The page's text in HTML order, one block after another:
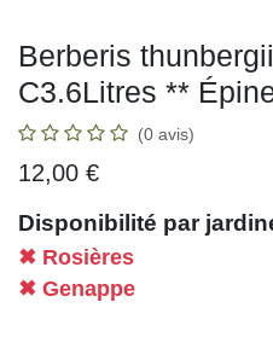
Berberis
C3.6Litres **
(0 avis)
12,00 €
Disponibilité par
✖ Rosières
✖ Genappe